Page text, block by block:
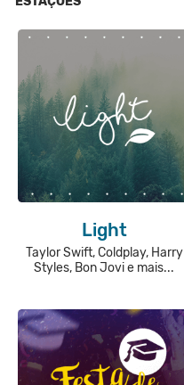
Light
Taylor Swift, Coldplay, Harry
Styles, Bon Jovi e mais...